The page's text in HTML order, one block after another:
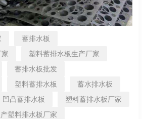
蓄排水板
塑料蓄排水板生产厂家
蓄排水板批发
塑料蓄排水板
蓄水排水板
凹凸蓄排水板
塑料蓄排水板厂家
塑料排水板厂家